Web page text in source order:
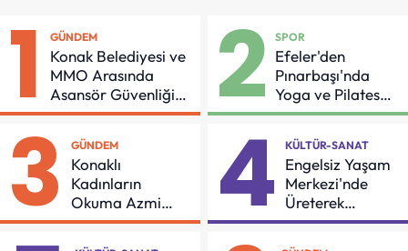
1 GÜNDEM
Konak Belediyesi ve
MMO Arasında
Asansör Güvenliği
İçin Önemli Protokol
2 SPOR
Efeler'den
Pınarbaşı'nda
Yoga ve Pilates
Buluşması
3 GÜNDEM
Konaklı
Kadınların
Okuma Azmi
Örnek Oldu
4 KÜLTÜR-SANAT
Engelsiz Yaşam
Merkezi'nde
Üreterek
Güçleniyorlar